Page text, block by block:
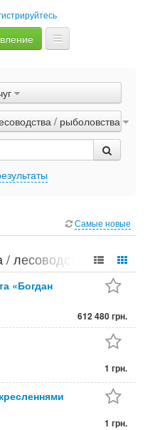
/ рыболовства
Самые новые
/ лесоводства /
«Богдан
612 480 грн.
1 грн.
1 грн.